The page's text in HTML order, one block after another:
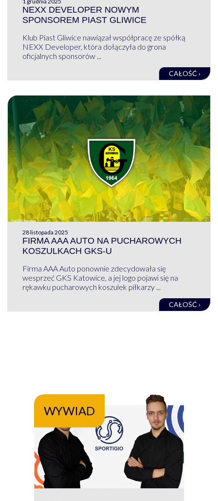
NEXX DEVELOPER NOWYM
SPONSOREM PIAST GLIWICE
Klub Piast Gliwice nawiązał współpracę ze spółką
NEXX Developer, która dołączyła do grona
oficjalnych sponsorów ...
CAŁOŚĆ ›
28 listopada 2025
FIRMA AAA AUTO NA PUCHAROWYCH
KOSZULKACH GKS-U
Firma AAA Auto ponownie zdecydowała się
wesprzeć GKS Katowice, a jej logo pojawi się na
rękawku pucharowych koszulek piłkarzy ...
CAŁOŚĆ ›
WYWIAD